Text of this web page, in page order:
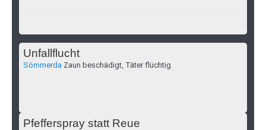
Unfallflucht
Sömmerda Zaun beschädigt, Täter flüchtig
Pfefferspray statt Reue